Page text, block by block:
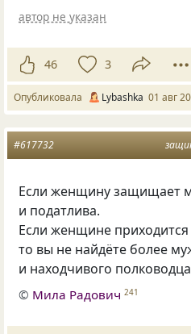
автор не указан
46 3
Опубликовала Lybashka 01 авг
#617732
Если женщину защищает
и податлива.
Если женщине
то вы не найдёте более
и находчивого
© Мила Радович 241